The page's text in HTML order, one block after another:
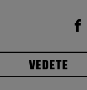
VEDETE